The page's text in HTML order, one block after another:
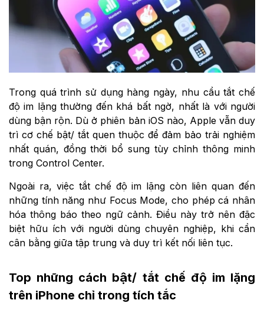
Trong quá trình sử dụng hàng ngày, nhu cầu tắt chế
độ im lặng thường đến khá bất ngờ, nhất là với người
dùng bận rộn. Dù ở phiên bản iOS nào, Apple vẫn duy
trì cơ chế bật/ tắt quen thuộc để đảm bảo trải nghiệm
nhất quán, đồng thời bổ sung tùy chỉnh thông minh
trong Control Center.
Ngoài ra, việc tắt chế độ im lặng còn liên quan đến
những tính năng như Focus Mode, cho phép cá nhân
hóa thông báo theo ngữ cảnh. Điều này trở nên đặc
biệt hữu ích với người dùng chuyên nghiệp, khi cần
cân bằng giữa tập trung và duy trì kết nối liên tục.
Top những cách bật/ tắt chế độ im lặng
trên iPhone chỉ trong tích tắc